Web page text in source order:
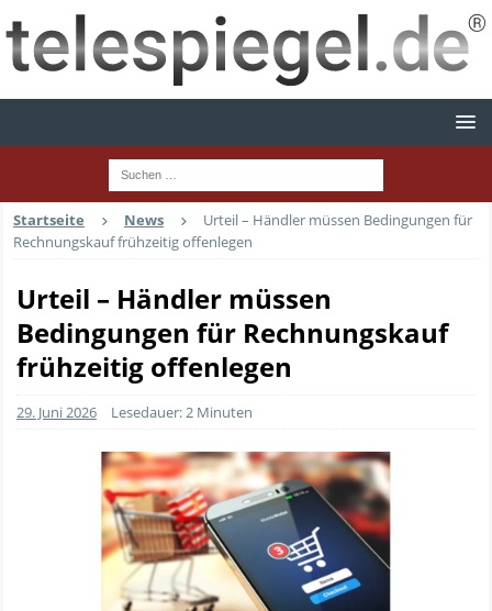
Startseite News
Urteil – Händler müssen Bedingungen für
Rechnungskauf frühzeitig offenlegen
Urteil – Händler müssen
Bedingungen für Rechnungskauf
frühzeitig offenlegen
29. Juni 2026 Lesedauer: 2 Minuten